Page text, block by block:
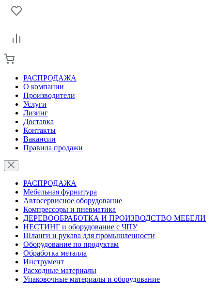
РАСПРОДАЖА
О компании
Производители
Услуги
Лизинг
Доставка
Контакты
Вакансии
Правила продажи
РАСПРОДАЖА
Мебельная фурнитура
Автосервисное оборудование
Компрессоры и пневматика
ДЕРЕВООБРАБОТКА И ПРОИЗВОДСТВО МЕБЕЛИ
НЕСТИНГ и оборудование с ЧПУ
Шланги и рукава для промышленности
Оборудование по продуктам
Обработка металла
Инструмент
Расходные материалы
Упаковочные материалы и оборудование